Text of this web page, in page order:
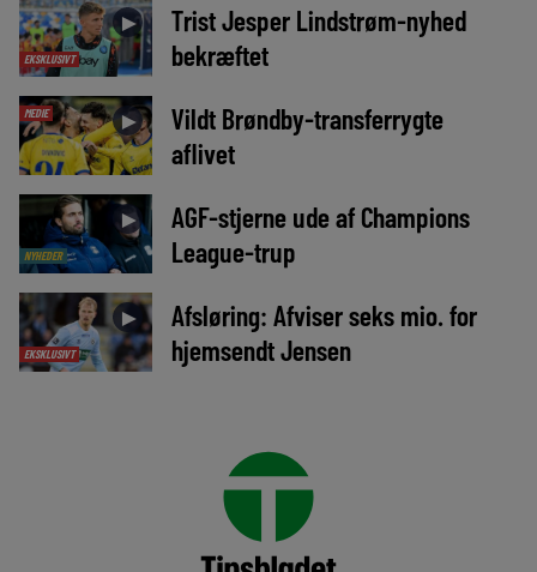
EKSKLUSIVT
►
Trist Jesper Lindstrøm-nyhed
bekræftet
MEDIE ►
Vildt Brøndby-transferrygte
aflivet
NYHEDER
►
AGF-stjerne ude af Champions
League-trup
EKSKLUSIVT
►
Afsløring: Afviser seks mio. for
hjemsendt Jensen